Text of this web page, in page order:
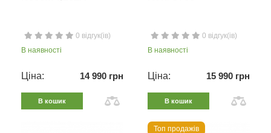
0 відгук(ів)
В наявності
Ціна: 14 990 грн
В кошик
0 відгук(ів)
В наявності
Ціна: 15 990 грн
В кошик
Топ продажів